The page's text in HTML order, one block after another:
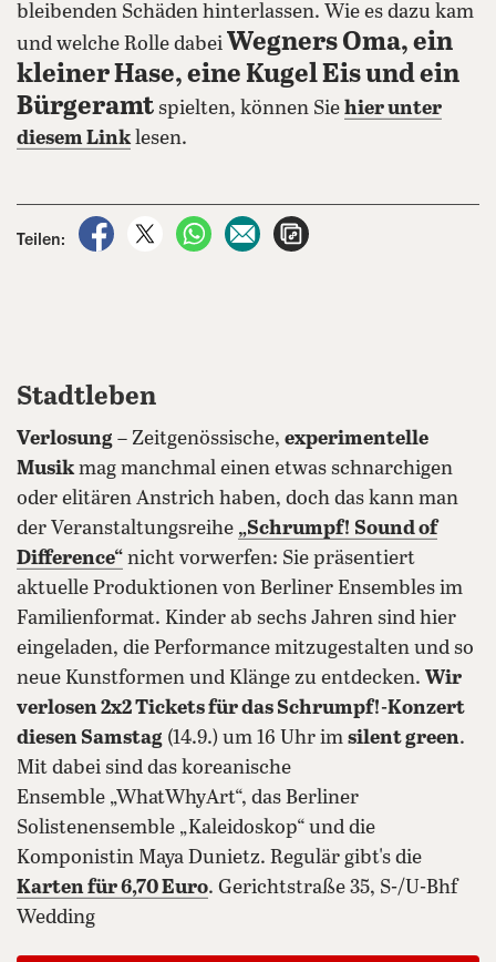
bleibenden Schäden hinterlassen. Wie es dazu kam
und welche Rolle dabei Wegners Oma, ein
kleiner Hase, eine Kugel Eis und ein
Bürgeramt spielten, können Sie hier unter
diesem Linklesen.
Teilen:
auf Facebook teilen
auf X teilenper WhatsApp teilen
per E-Mail teilen
Stadtleben
Verlosung – Zeitgenössische, experimentelle
Musikmag manchmal einen etwas schnarchigen
oder elitären Anstrich haben, doch das kann man
der Veranstaltungsreihe „Schrumpf! Sound of
Difference“ nicht vorwerfen: Sie präsentiert
aktuelle Produktionen von Berliner Ensembles im
Familienformat. Kinder ab sechs Jahren sind hier
eingeladen, die Performance mitzugestalten und so
neue Kunstformen und Klänge zu entdecken. Wir
verlosen 2x2 Tickets für das Schrumpf!-Konzert
diesen Samstag (14.9.) um 16 Uhr im silent green.
Mit dabei sind das koreanische
Ensemble „WhatWhyArt“, das Berliner
Solistenensemble „Kaleidoskop“ und die
Komponistin Maya Dunietz. Regulär gibt's die
Karten für 6,70 Euro. Gerichtstraße 35, S-/U-Bhf
Wedding